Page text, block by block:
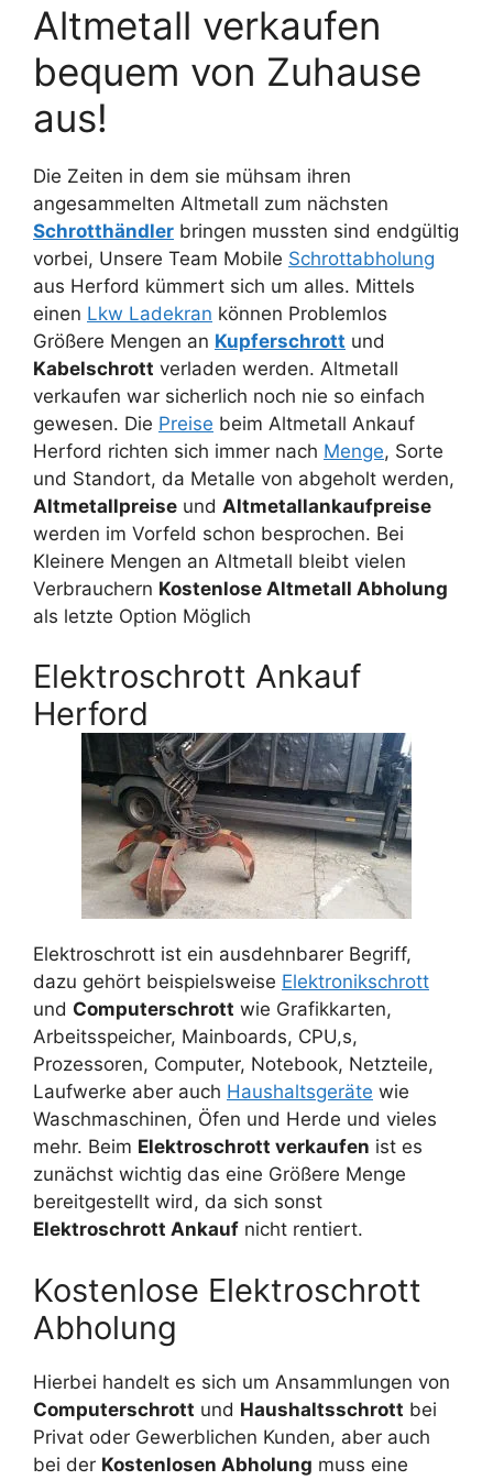
Altmetall verkaufen
bequem von Zuhause
aus!
Die Zeiten in dem sie mühsam ihren
angesammelten Altmetall zum nächsten
Schrotthändler bringen mussten sind endgültig
vorbei, Unsere Team Mobile Schrottabholung
aus Herford kümmert sich um alles. Mittels
einen Lkw Ladekran können Problemlos
Größere Mengen an Kupferschrott und
Kabelschrott verladen werden. Altmetall
verkaufen war sicherlich noch nie so einfach
gewesen. Die Preise beim Altmetall Ankauf
Herford richten sich immer nach Menge, Sorte
und Standort, da Metalle von abgeholt werden,
Altmetallpreise und Altmetallankaufpreise
werden im Vorfeld schon besprochen. Bei
Kleinere Mengen an Altmetall bleibt vielen
Verbrauchern Kostenlose Altmetall Abholung
als letzte Option Möglich
Elektroschrott Ankauf
Herford
Elektroschrott ist ein ausdehnbarer Begriff,
dazu gehört beispielsweise Elektronikschrott
und Computerschrott wie Grafikkarten,
Arbeitsspeicher, Mainboards, CPU,s,
Prozessoren, Computer, Notebook, Netzteile,
Laufwerke aber auch Haushaltsgeräte wie
Waschmaschinen, Öfen und Herde und vieles
mehr. Beim Elektroschrott verkaufen ist es
zunächst wichtig das eine Größere Menge
bereitgestellt wird, da sich sonst
Elektroschrott Ankauf nicht rentiert.
Kostenlose Elektroschrott
Abholung
Hierbei handelt es sich um Ansammlungen von
Computerschrott und Haushaltsschrott bei
Privat oder Gewerblichen Kunden, aber auch
bei der Kostenlosen Abholung muss eine